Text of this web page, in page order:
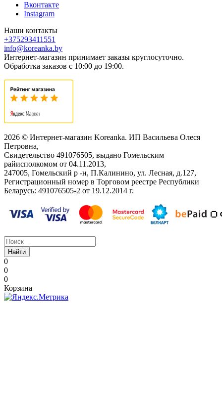
Вконтакте
Instagram
Наши контакты
+375293411551
info@koreanka.by
Интернет-магазин принимает заказы круглосуточно.
Обработка заказов с 10:00 до 19:00.
2026 © Интернет-магазин Koreanka. ИП Васильева Олеся
Петровна,
Свидетельство ‎491076505, выдано Гомельским
райисполкомом от 04.11.2013,
247005, Гомельский р -н, П.Калинино, ул. Лесная, д.127,
Регистрационный номер в Торговом реестре Республики
Беларусь: ‎491076505-2 от 19.12.2014 г.
Найти
0
0
0
Корзина